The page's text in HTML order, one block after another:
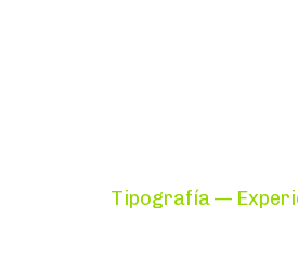
Tipografía —